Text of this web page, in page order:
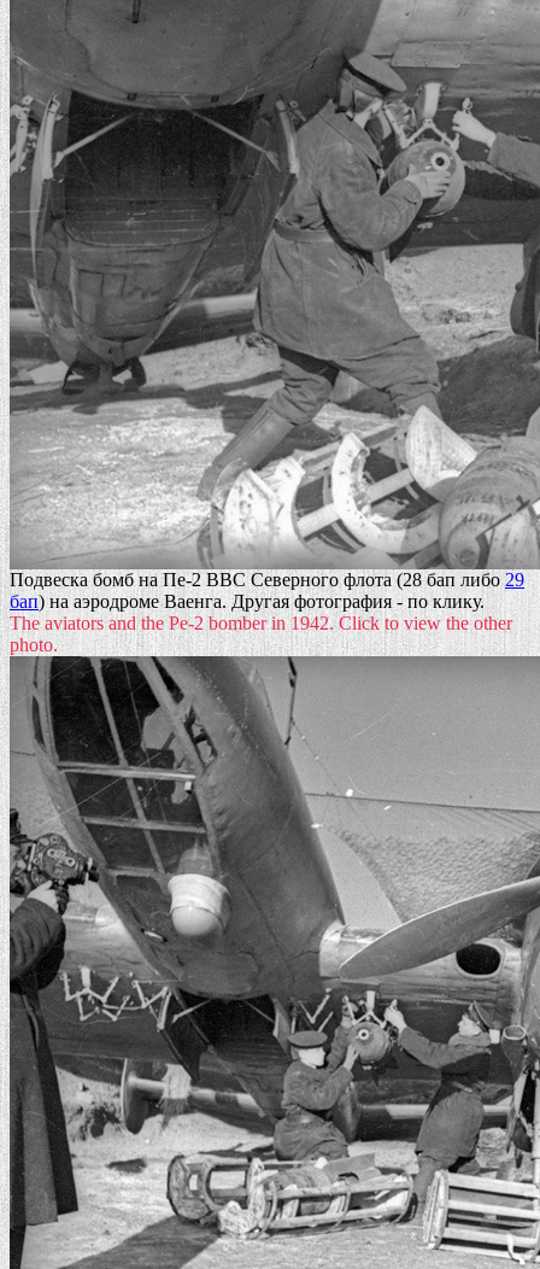
Подвеска бомб на Пе-2 ВВС Северного флота (28 бап либо29
бап) на аэродроме Ваенга. Другая фотография - по клику.
The aviators and the Pe-2 bomber in 1942. Click to view the other
photo.